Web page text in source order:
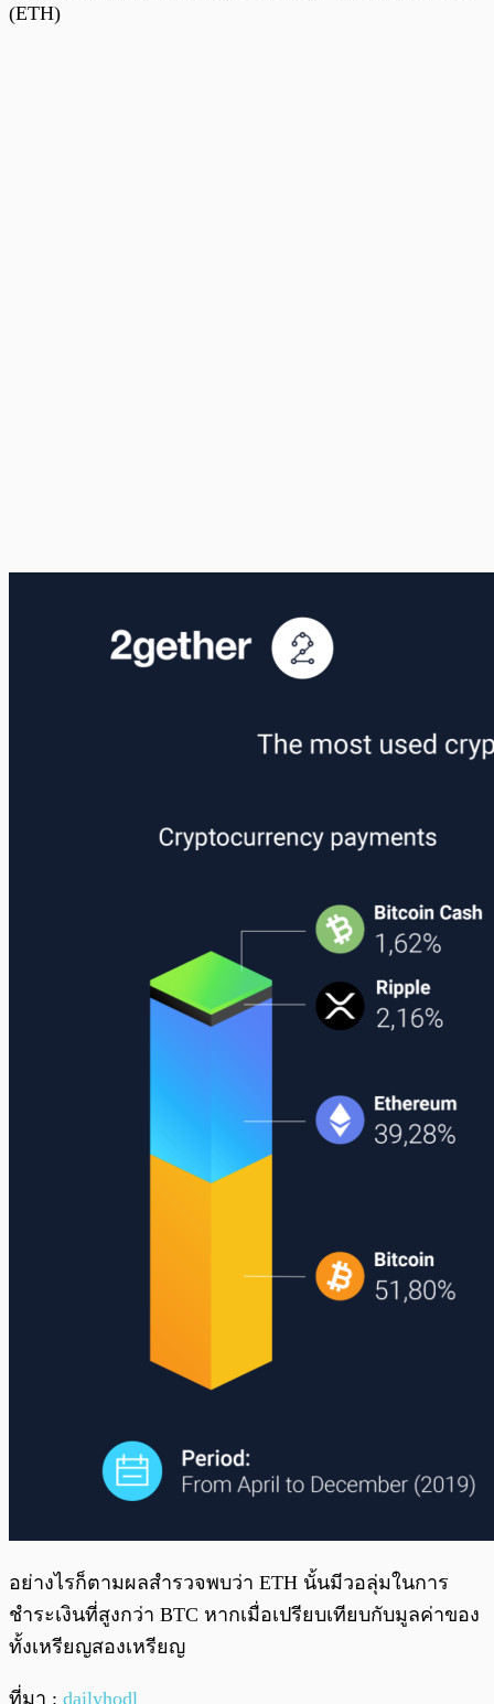
(ETH)
อย่างไรก็ตามผลสำรวจพบว่า ETH นั้นมีวอลุ่มในการ
ชำระเงินที่สูงกว่า BTC หากเมื่อเปรียบเทียบกับมูลค่าของ
ทั้งเหรียญสองเหรียญ
ที่มา : dailyhodl